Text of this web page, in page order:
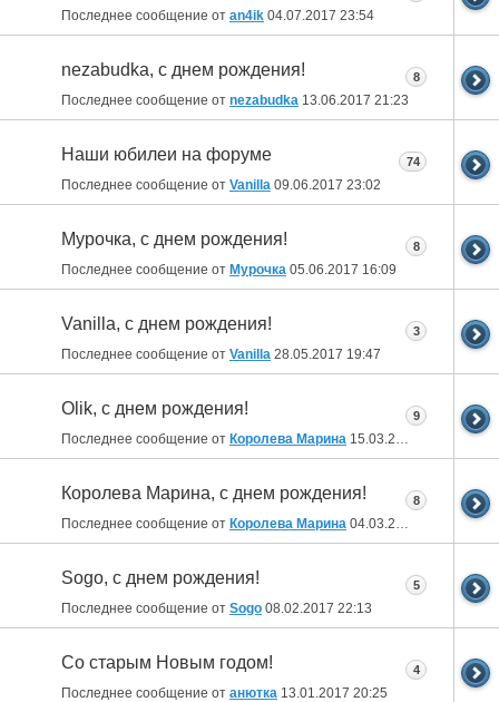
Последнее сообщение от an4ik 04.07.2017 23:54
nezabudka, с днем рождения!
Последнее сообщение от nezabudka 13.06.2017 21:23
8
Наши юбилеи на форуме
Последнее сообщение от Vanilla 09.06.2017 23:02
74
Мурочка, с днем рождения!
Последнее сообщение от Мурочка 05.06.2017 16:09
8
Vanilla, с днем рождения!
Последнее сообщение от Vanilla 28.05.2017 19:47
3
Olik, с днем рождения!
Последнее сообщение от Королева Марина 15.03.2017
9
Королева Марина, с днем рождения!
Последнее сообщение от Королева Марина 04.03.2017
8
Sogo, с днем рождения!
Последнее сообщение от Sogo 08.02.2017 22:13
5
Со старым Новым годом!
Последнее сообщение от анютка 13.01.2017 20:25
4